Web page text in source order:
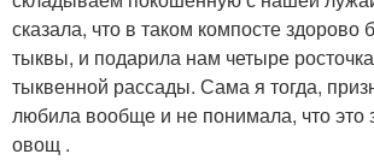
сказала, что в таком компосте здорово
тыквы, и подарила нам четыре
тыквенной рассады. Сама я тогда,
любила вообще и не понимала, что это
овощ .